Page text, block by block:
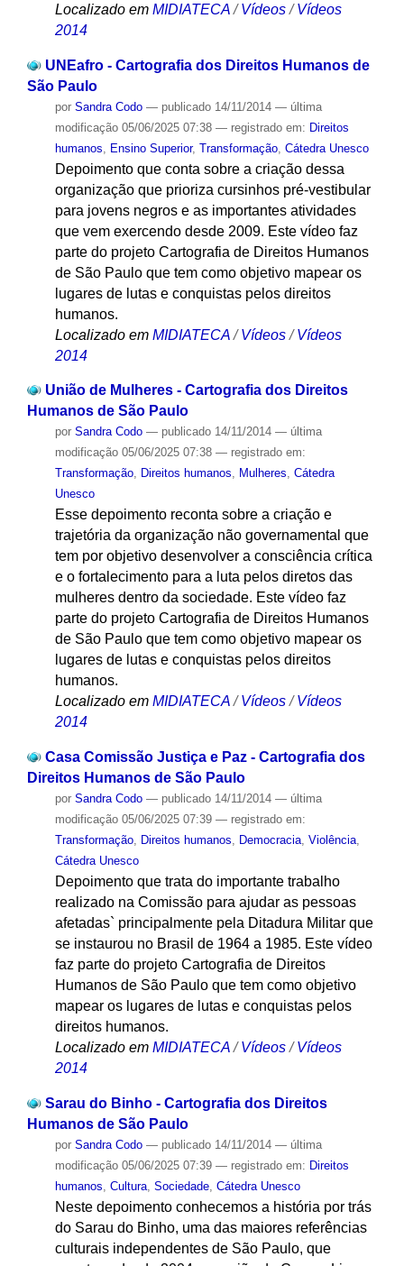
Localizado em MIDIATECA /Vídeos /Vídeos
2014
UNEafro - Cartografia dos Direitos Humanos de
São Paulo
por Sandra Codo — publicado14/11/2014 — última
modificação05/06/2025 07:38 — registrado em: Direitos
humanos
Ensino Superior, Transformação, Cátedra Unesco
Depoimento que conta sobre a criação dessa
organização que prioriza cursinhos pré-vestibular
para jovens negros e as importantes atividades
que vem exercendo desde 2009. Este vídeo faz
parte do projeto Cartografia de Direitos Humanos
de São Paulo que tem como objetivo mapear os
lugares de lutas e conquistas pelos direitos
humanos.
Localizado em MIDIATECA /Vídeos /Vídeos
2014
União de Mulheres - Cartografia dos Direitos
Humanos de São Paulo
por Sandra Codo — publicado14/11/2014 — última
modificação05/06/2025 07:38 — registrado em:
Transformação, Direitos humanos, Mulheres, Cátedra
Unesco
Esse depoimento reconta sobre a criação e
trajetória da organização não governamental que
tem por objetivo desenvolver a consciência crítica
e o fortalecimento para a luta pelos diretos das
mulheres dentro da sociedade. Este vídeo faz
parte do projeto Cartografia de Direitos Humanos
de São Paulo que tem como objetivo mapear os
lugares de lutas e conquistas pelos direitos
humanos.
Localizado em MIDIATECA /Vídeos /Vídeos
2014
Casa Comissão Justiça e Paz - Cartografia dos
Direitos Humanos de São Paulo
por Sandra Codo — publicado14/11/2014 — última
modificação05/06/2025 07:39 — registrado em:
Transformação, Direitos humanos, Democracia, Violência,
Cátedra Unesco
Depoimento que trata do importante trabalho
realizado na Comissão para ajudar as pessoas
afetadas` principalmente pela Ditadura Militar que
se instaurou no Brasil de 1964 a 1985. Este vídeo
faz parte do projeto Cartografia de Direitos
Humanos de São Paulo que tem como objetivo
mapear os lugares de lutas e conquistas pelos
direitos humanos.
Localizado em MIDIATECA /Vídeos /Vídeos
2014
Sarau do Binho - Cartografia dos Direitos
Humanos de São Paulo
por Sandra Codo — publicado14/11/2014 — última
modificação05/06/2025 07:39 — registrado em: Direitos
humanos Cultura, Sociedade, Cátedra Unesco
Neste depoimento conhecemos a história por trás
do Sarau do Binho, uma das maiores referências
culturais independentes de São Paulo, que